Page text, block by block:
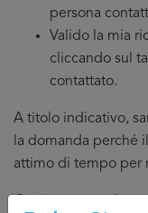
persona
Valido la mia
cliccando sul
contattato.
A titolo indicativo,
la domanda perché
attimo di tempo per